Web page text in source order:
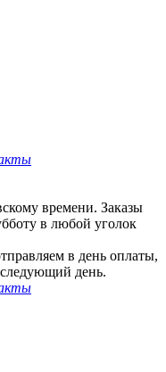
времени. Заказы
в любой уголок
в день оплаты,
день.